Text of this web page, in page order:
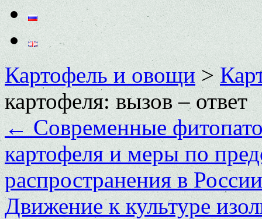
Картофель и овощи>
картофеля: вызов – ответ
←Современные
картофеля и меры по
распространения в России
Движение к культуре